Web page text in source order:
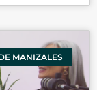
MANIZALES